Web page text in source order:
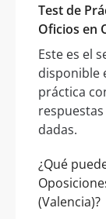
Test de
Oficios en
Este es el
disponible
práctica
dadas.
¿Qué
(Valencia)?